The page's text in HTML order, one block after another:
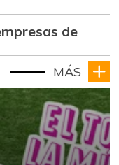
de
MÁS